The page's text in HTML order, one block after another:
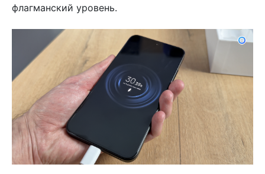
флагманский уровень.